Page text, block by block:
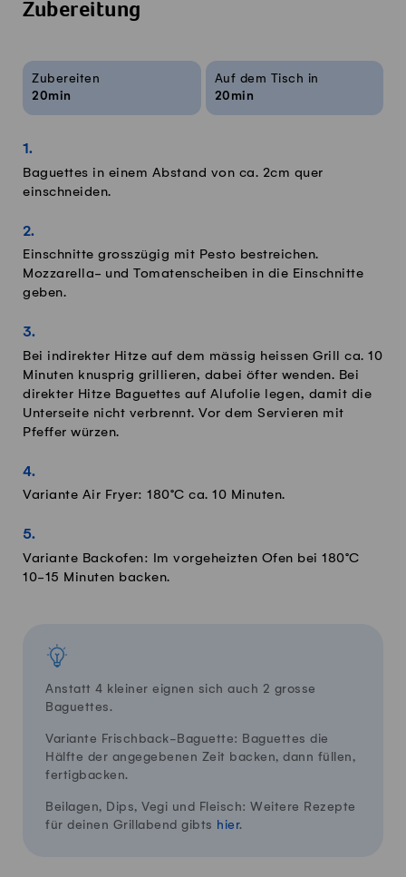
Zubereitung
Rezeptinfos
Zubereiten
20min
Auf dem Tisch in
20min
Baguettes in einem Abstand von ca. 2cm quer
einschneiden.
Einschnitte grosszügig mit Pesto bestreichen.
Mozzarella- und Tomatenscheiben in die Einschnitte
geben.
Bei indirekter Hitze auf dem mässig heissen Grill ca. 10
Minuten knusprig grillieren, dabei öfter wenden. Bei
direkter Hitze Baguettes auf Alufolie legen, damit die
Unterseite nicht verbrennt. Vor dem Servieren mit
Pfeffer würzen.
Variante Air Fryer: 180°C ca. 10 Minuten.
Variante Backofen: Im vorgeheizten Ofen bei 180°C
10-15 Minuten backen.
Anstatt 4 kleiner eignen sich auch 2 grosse
Baguettes.
Variante Frischback-Baguette: Baguettes die
Hälfte der angegebenen Zeit backen, dann füllen,
fertigbacken.
Beilagen, Dips, Vegi und Fleisch: Weitere Rezepte
für deinen Grillabend gibts hier.